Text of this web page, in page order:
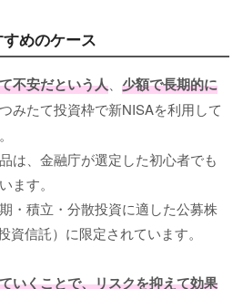
めのケース
不安だという人
少額で長期的に
みたて投資枠で新NISAを利用して
は、金融庁が選定した初心者でも
ます。
・積立・分散投資に適した公募株
信託）に限定されています。
いくことで、リスクを抑えて効果